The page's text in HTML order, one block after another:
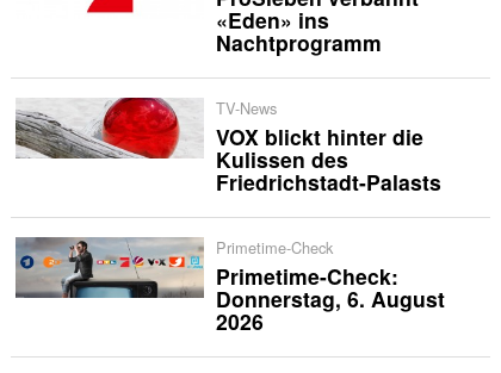
«Eden» ins
Nachtprogramm
TV-News
VOX blickt hinter die
Kulissen des
Friedrichstadt-Palasts
Primetime-Check
Primetime-Check:
Donnerstag, 6. August
2026